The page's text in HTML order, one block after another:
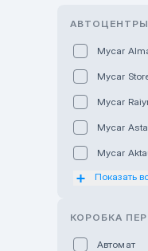
АВТОЦЕНТРЫ
Mycar
Mycar
Mycar
Mycar
Mycar
Mycar
Показать
КОРОБКА
Автомат